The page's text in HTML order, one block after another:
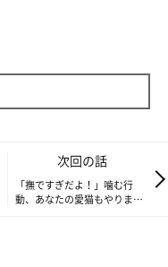
次回の話
「撫ですぎだよ！」噛む行
動、あなたの愛猫もやります